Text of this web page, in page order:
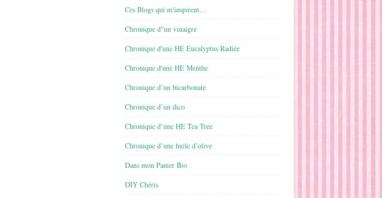
Ces Blogs qui m'inspirent…
Chronique d"un vinaigre
Chronique d'une HE Eucalyptus Radiée
Chronique d'une HE Menthe
Chronique d’un bicarbonate
Chronique d’un dico
Chronique d’une HE Tea Tree
Chronique d’une huile d’olive
Dans mon Panier Bio
DIY Chéris